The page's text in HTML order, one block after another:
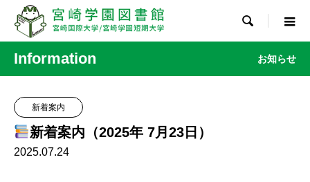

Information お知らせ
新着案内
新着案内（2025年 7月23日）
2025.07.24